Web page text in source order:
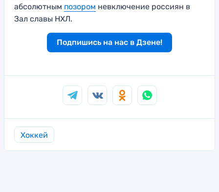
абсолютным позором невключение россиян в
Зал славы НХЛ.
Подпишись на нас в Дзене!
Хоккей